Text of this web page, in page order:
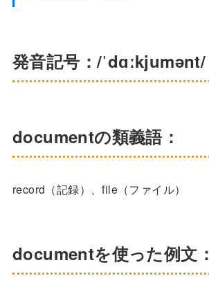
発音記号：/ˈdɑːkjumənt/
documentの類義語：
record（記録）、file（ファイル）
documentを使った例文：